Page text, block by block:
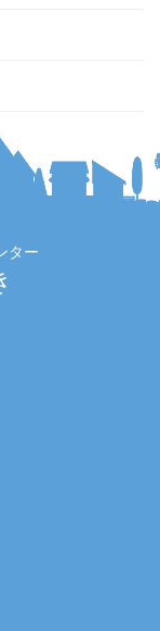
ター